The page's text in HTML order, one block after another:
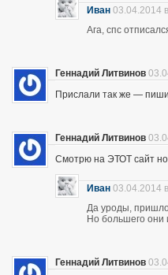
Иван 03.04.2014
Ага, спс
Геннадий Литвинов
Прислали так же —
Геннадий Литвинов
Смотрю на ЭТОТ сайт
Иван 03.04.2014
Да уроды,
Но большего они
Геннадий Литвинов